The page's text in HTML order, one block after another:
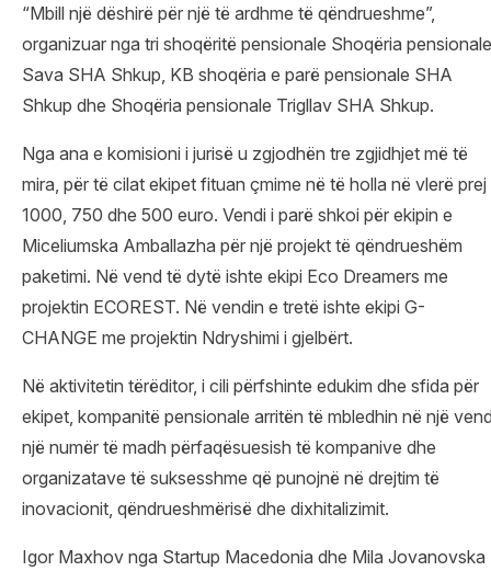
“Mbill një dëshirë për një të ardhme të qëndrueshme”,
organizuar nga tri shoqëritë pensionale Shoqëria pensionale
Sava SHA Shkup, KB shoqëria e parë pensionale SHA
Shkup dhe Shoqëria pensionale Trigllav SHA Shkup.
Nga ana e komisioni i jurisë u zgjodhën tre zgjidhjet më të
mira, për të cilat ekipet fituan çmime në të holla në vlerë prej
1000, 750 dhe 500 euro. Vendi i parë shkoi për ekipin e
Miceliumska Amballazha për një projekt të qëndrueshëm
paketimi. Në vend të dytë ishte ekipi Eco Dreamers me
projektin ECOREST. Në vendin e tretë ishte ekipi G-
CHANGE me projektin Ndryshimi i gjelbërt.
Në aktivitetin tërëditor, i cili përfshinte edukim dhe sfida për
ekipet, kompanitë pensionale arritën të mbledhin në një
një numër të madh përfaqësuesish të kompanive dhe
organizatave të suksesshme që punojnë në drejtim të
inovacionit, qëndrueshmërisë dhe dixhitalizimit.
Igor Maxhov nga Startup Macedonia dhe Mila Jovanovska